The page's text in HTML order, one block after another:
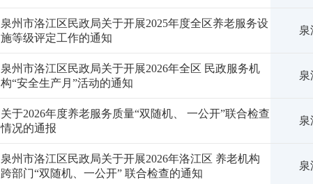
泉州市洛江区民政局关于开展2025年度全区养老服务设
施等级评定工作的通知
泉
泉州市洛江区民政局关于开展2026年全区 民政服务机
构“安全生产月”活动的通知
泉
关于2026年度养老服务质量“双随机、 一公开”联合检查
情况的通报
泉
泉州市洛江区民政局关于开展2026年洛江区 养老机构
跨部门“双随机、一公开” 联合检查的通知
泉